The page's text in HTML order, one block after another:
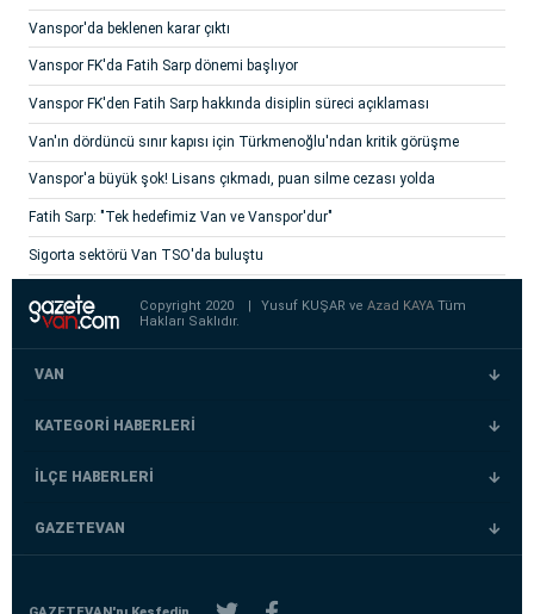
Vanspor'da beklenen karar çıktı
Vanspor FK'da Fatih Sarp dönemi başlıyor
Vanspor FK'den Fatih Sarp hakkında disiplin süreci açıklaması
Van'ın dördüncü sınır kapısı için Türkmenoğlu'ndan kritik görüşme
Vanspor'a büyük şok! Lisans çıkmadı, puan silme cezası yolda
Fatih Sarp: "Tek hedefimiz Van ve Vanspor'dur"
Sigorta sektörü Van TSO'da buluştu
Copyright 2020 Yusuf KUŞAR veAzad KAYATüm
Hakları Saklıdır.
VAN
KATEGORİ HABERLERİ
İLÇE HABERLERİ
GAZETEVAN